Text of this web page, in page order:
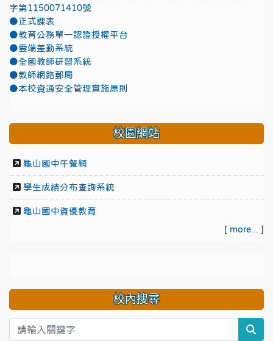
字第1150071410號
●正式課表
●教育公務單一認證授權平台
●雲端差勤系統
●全國教師研習系統
●教師網路郵局
●本校資通安全管理實施原則
校園網站
龜山國中午餐網
學生成績分布查詢系統
龜山國中資優教育
[ more... ]
校內搜尋